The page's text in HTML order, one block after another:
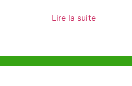
Lire la suite